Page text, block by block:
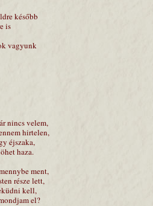
később
is
vagyunk
nincs velem,
hirtelen,
éjszaka,
haza.
ment,
része lett,
kell,
el?